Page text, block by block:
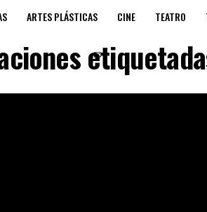
ARTES PLÁSTICAS CINE TEATRO
✉